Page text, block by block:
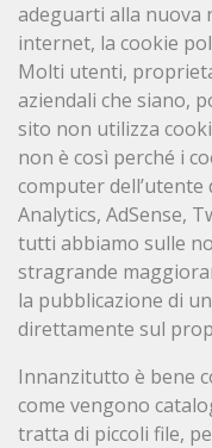
adeguarti alla nuova
internet, la cookie
Molti utenti,
aziendali che siano,
sito non utilizza
non è così perché i
computer dell’utente
Analytics, AdSense,
tutti abbiamo sulle
stragrande
la pubblicazione di
direttamente sul
Innanzitutto è bene
come vengono
tratta di piccoli file,